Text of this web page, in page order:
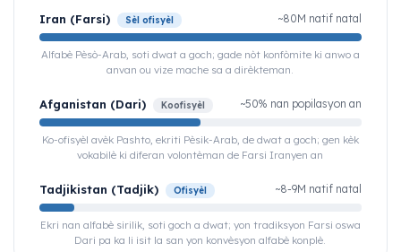
Iran (Farsi) Sèl ofisyèl ~80M natif natal
Alfabè Pèsò-Arab, soti dwat a goch; gade nòt konfòmite ki anwo a
anvan ou vize mache sa a dirèkteman.
Afganistan (Dari) Koofisyèl ~50% nan popilasyon an
Ko-ofisyèl avèk Pashto, ekriti Pèsik-Arab, de dwat a goch; gen kèk
vokabilè ki diferan volontèman de Farsi Iranyen an
Tadjikistan (Tadjik) Ofisyèl ~8-9M natif natal
Ekri nan alfabè sirilik, soti goch a dwat; yon tradiksyon Farsi oswa
Dari pa ka li isit la san yon konvèsyon alfabè konplè.